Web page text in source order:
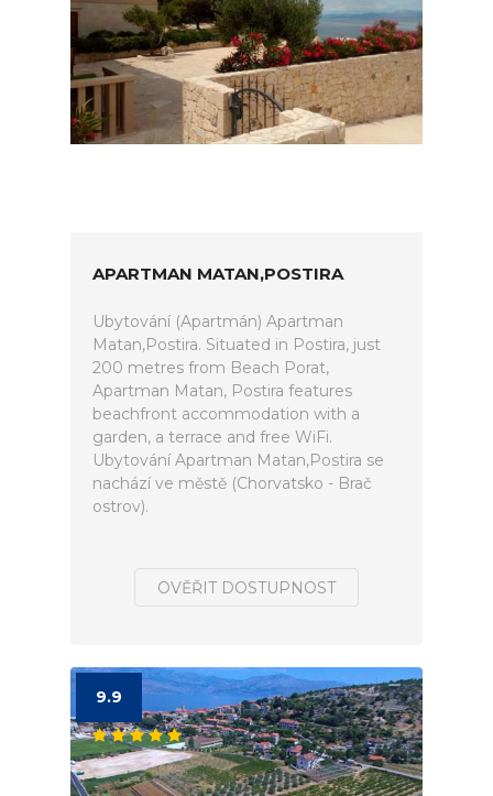
APARTMAN MATAN,POSTIRA
Ubytování (Apartmán) Apartman
Matan,Postira. Situated in Postira, just
200 metres from Beach Porat,
Apartman Matan, Postira features
beachfront accommodation with a
garden, a terrace and free WiFi.
Ubytování Apartman Matan,Postira se
nachází ve městě (Chorvatsko - Brač
ostrov).
OVĚŘIT DOSTUPNOST
9.9